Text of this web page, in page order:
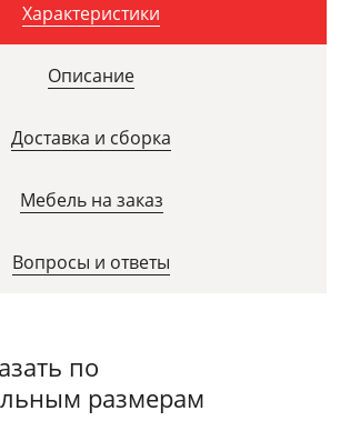
Характеристики
Описание
Доставка и сборка
Мебель на заказ
Вопросы и ответы
по
размерам